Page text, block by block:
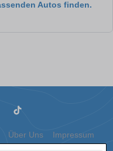
Autos finden.
Über Uns Impressum